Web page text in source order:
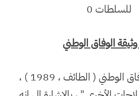
للسلطات 0
الوفاق الوطني
اكتفت وثيقة الوفاق الوطني ( الطائف ، 1989 ) ،